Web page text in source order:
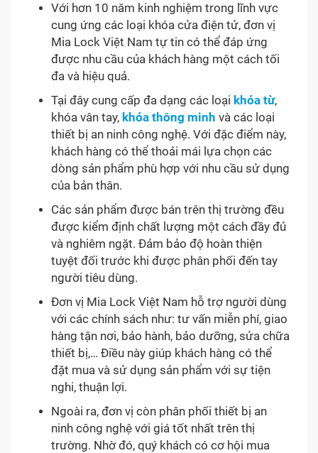
Với hơn 10 năm kinh nghiệm trong lĩnh vực
cung ứng các loại khóa cửa điện tử, đơn vị
Mia Lock Việt Nam tự tin có thể đáp ứng
được nhu cầu của khách hàng một cách tối
đa và hiệu quả.
Tại đây cung cấp đa dạng các loại khóa từ,
khóa vân tay, khóa thông minh và các loại
thiết bị an ninh công nghệ. Với đặc điểm này,
khách hàng có thể thoải mái lựa chọn các
dòng sản phẩm phù hợp với nhu cầu sử dụng
của bản thân.
Các sản phẩm được bán trên thị trường đều
được kiểm định chất lượng một cách đầy đủ
và nghiêm ngặt. Đảm bảo độ hoàn thiện
tuyệt đối trước khi được phân phối đến tay
người tiêu dùng.
Đơn vị Mia Lock Việt Nam hỗ trợ người dùng
với các chính sách như: tư vấn miễn phí, giao
hàng tận nơi, bảo hành, bảo dưỡng, sửa chữa
thiết bị,… Điều này giúp khách hàng có thể
đặt mua và sử dụng sản phẩm với sự tiện
nghi, thuận lợi.
Ngoài ra, đơn vị còn phân phối thiết bị an
ninh công nghệ với giá tốt nhất trên thị
trường. Nhờ đó, quý khách có cơ hội mua